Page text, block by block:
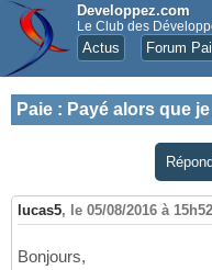
Developpez.com
Le Club des
Actus Forum
Paie : Payé alors que
lucas5, le 05/08/2016 à 15h52
Bonjours,